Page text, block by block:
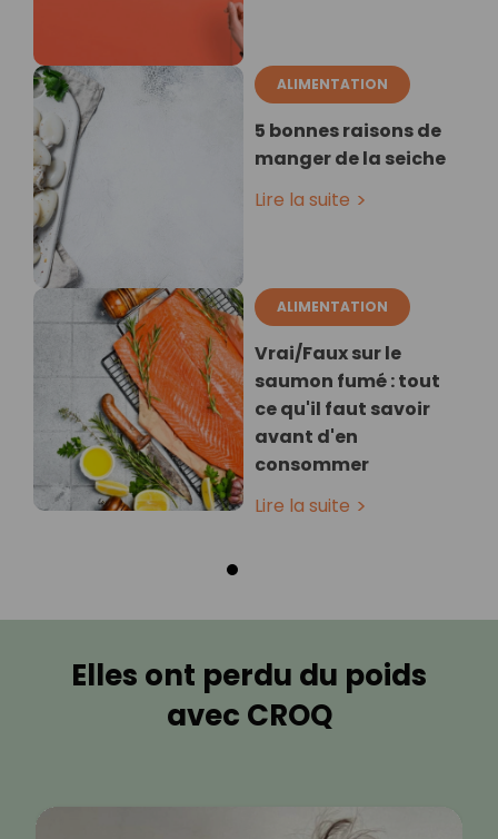
ALIMENTATION
5 bonnes raisons de
manger de la seiche
Lire la suite
ALIMENTATION
Vrai/Faux sur le
saumon fumé : tout
ce qu'il faut savoir
avant d'en
consommer
Lire la suite
Elles ont perdu du poids
avec CROQ